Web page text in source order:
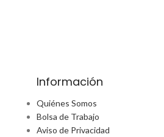
Información
Quiénes Somos
Bolsa de Trabajo
Aviso de Privacidad